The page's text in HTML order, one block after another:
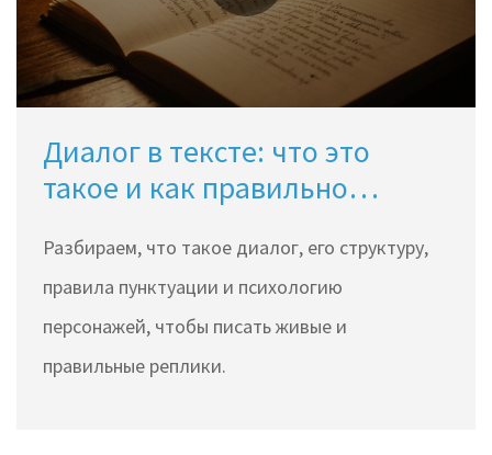
Диалог в тексте: что это
такое и как правильно
Разбираем, что такое диалог, его структуру,
правила пунктуации и психологию
персонажей, чтобы писать живые и
правильные реплики.